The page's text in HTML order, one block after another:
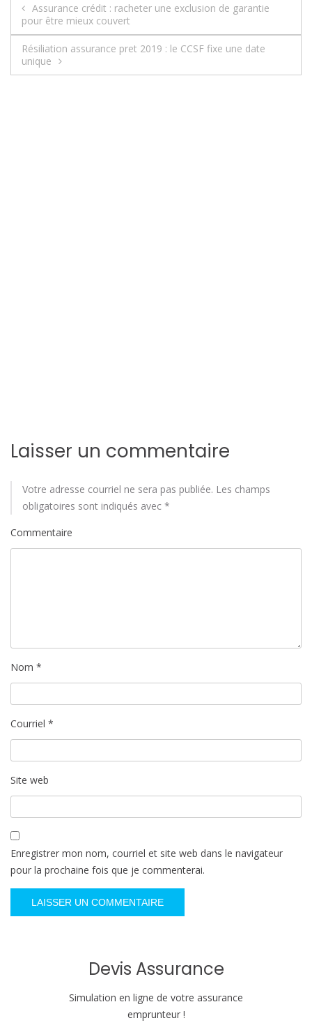
N
a
v
r
t
i
c
Assurance crédit : racheter une exclusion de garantie
pour être mieux couvert
Résiliation assurance pret 2019 : le CCSF fixe une date
unique
Laisser un commentaire
Votre adresse courriel ne sera pas publiée. Les champs
obligatoires sont indiqués avec *
Commentaire
Nom *
Courriel *
Site web
Enregistrer mon nom, courriel et site web dans le navigateur
pour la prochaine fois que je commenterai.
Devis Assurance
Simulation en ligne de votre assurance
emprunteur !